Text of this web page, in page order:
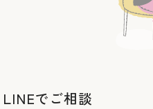
LINEでご相談